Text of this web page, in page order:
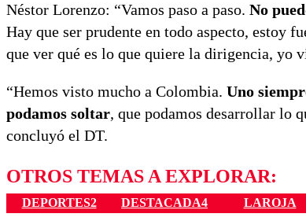
Néstor Lorenzo: “Vamos paso a paso. No
Hay que ser prudente en todo aspecto, estoy
que ver qué es lo que quiere la dirigencia, yo
“Hemos visto mucho a Colombia. Uno
podamos soltar, que podamos desarrollar lo
concluyó el DT.
OTROS TEMAS A EXPLORAR:
DEPORTES2 DESTACADA4 LAROJA